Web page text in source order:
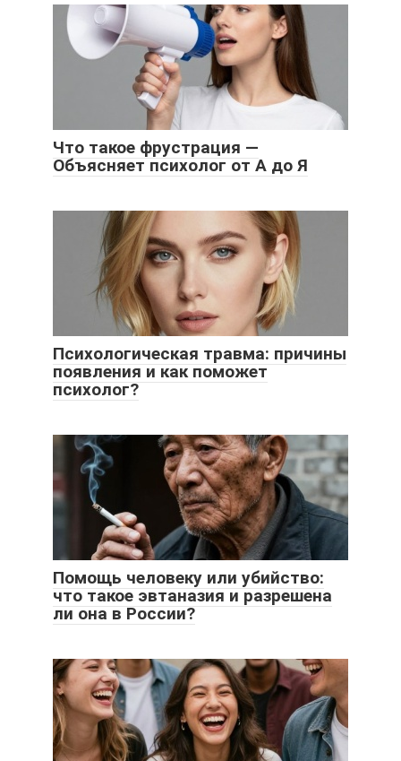
Что такое фрустрация —
Объясняет психолог от А до Я
Психологическая травма: причины
появления и как поможет
психолог?
Помощь человеку или убийство:
что такое эвтаназия и разрешена
ли она в России?